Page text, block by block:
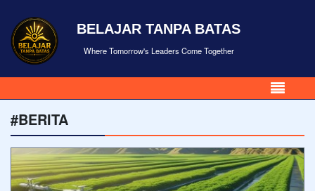
BELAJAR TANPA BATAS
Where Tomorrow's Leaders Come Together
#BERITA